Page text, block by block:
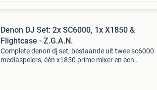
Denon DJ Set: 2x SC6000, 1x X1850 &
Flightcase - Z.G.A.N.
Complete denon dj set, bestaande uit twee sc6000
mediaspelers, één x1850 prime mixer en een